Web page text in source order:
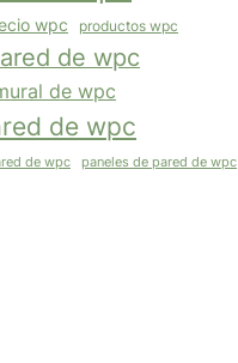
wpc productos wpc
de wpc
de wpc
de wpc
de wpc paneles de pared de wpc